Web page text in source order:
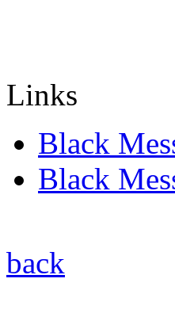
Links
Black
Black
back